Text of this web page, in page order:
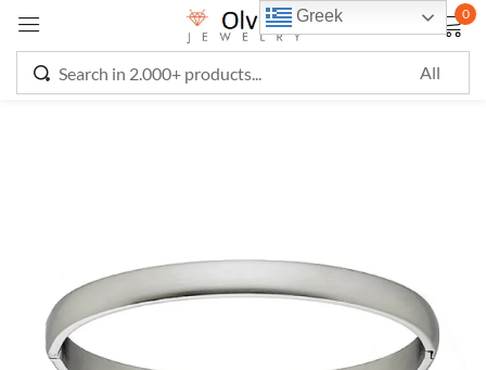
0
Greek
Sign in
Remember me